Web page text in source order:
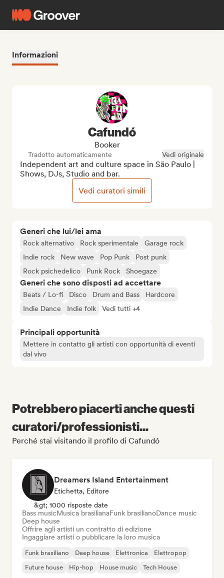
Informazioni
Generi che lui/lei ama
Rock alternativo Rock sperimentale
Garage rock
Indie rock
New wave Pop Punk
Post punk
Rock psichedelico
Punk Rock Shoegaze
Generi che sono disposti ad accettare
Beats / Lo-fi Disco Drum and Bass
Hardcore
Indie Dance
Indie folk Vedi tutti +4
Principali opportunità
Mettere in contatto gli artisti con opportunità di eventi
dal vivo
Cafundó
Booker
Tradotto automaticamente Vedi originale
Independent art and culture space in São Paulo |
Shows, DJs, Studio and bar.
Vedi curatori simili
Potrebbero piacerti anche questi
curatori/professionisti...
Perché stai visitando il profilo di Cafundó
Dreamers Island Entertainment
Etichetta, Editore
&gt; 1000 risposte date
Bass musicMusica brasilianaFunk brasilianoDance music
Deep house
Offrire agli artisti un contratto di edizione
Ingaggiare artisti o pubblicare la loro musica
Funk brasiliano Deep house Elettronica
Elettropop
Future house
Hip-hop House music Tech House